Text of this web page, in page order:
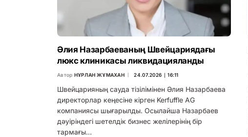
Әлия Назарбаеваның Швейцариядағы
люкс клиникасы ликвидацияланды
Автор НҰРЛАН ЖҰМАХАН 24.07.2026 ∣ 16:11
Швейцарияның сауда тізілімінен Әлия Назарбаева
директорлар кеңесіне кірген Kerfuffle AG
компаниясы шығарылды. Осылайша Назарбаев
дәуіріндегі шетелдік бизнес желілерінің бір
тармағы…